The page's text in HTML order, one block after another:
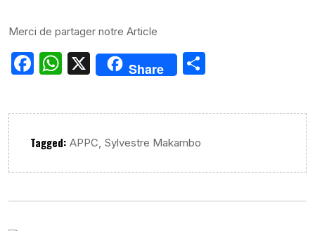
Merci de partager notre Article
Facebook
WhatsApp
X Share
Tagged: APPC Sylvestre Makambo